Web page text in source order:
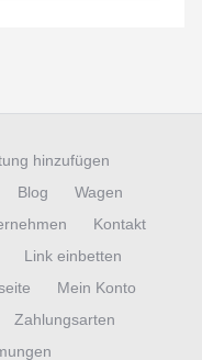
hinzufügen
Blog
Wagen
Kontakt
Link einbetten
Mein Konto
Zahlungsarten